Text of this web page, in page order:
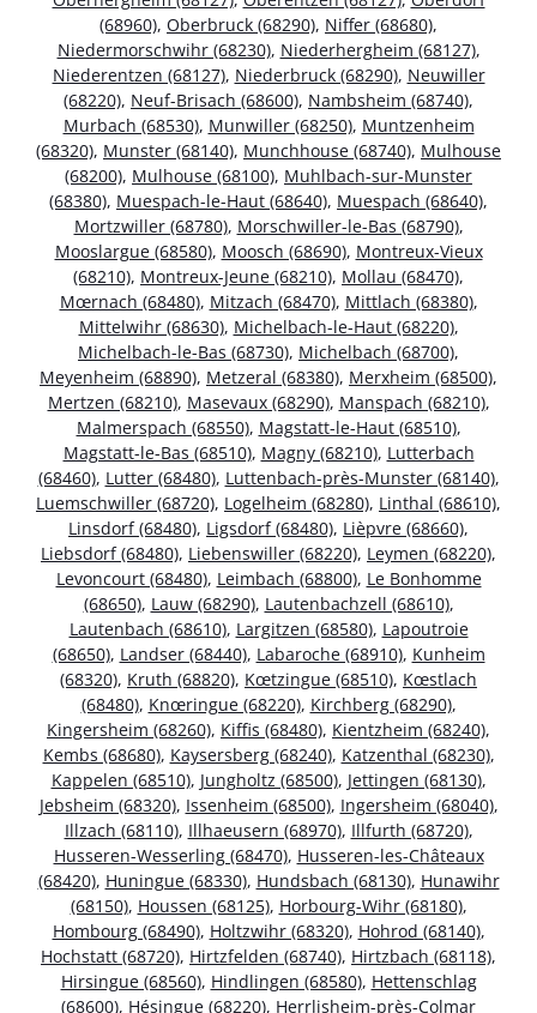
(68960), Oberbruck (68290), Niffer (68680),
Niedermorschwihr (68230), Niederhergheim (68127),
Niederentzen (68127), Niederbruck (68290), Neuwiller
(68220), Neuf-Brisach (68600), Nambsheim (68740),
Murbach (68530), Munwiller (68250), Muntzenheim
(68320), Munster (68140), Munchhouse (68740), Mulhouse
(68200), Mulhouse (68100), Muhlbach-sur-Munster
(68380), Muespach-le-Haut (68640), Muespach (68640),
Mortzwiller (68780), Morschwiller-le-Bas (68790),
Mooslargue (68580), Moosch (68690), Montreux-Vieux
(68210), Montreux-Jeune (68210), Mollau (68470),
Mœrnach (68480), Mitzach (68470), Mittlach (68380),
Mittelwihr (68630), Michelbach-le-Haut (68220),
Michelbach-le-Bas (68730), Michelbach (68700),
Meyenheim (68890), Metzeral (68380), Merxheim (68500),
Mertzen (68210), Masevaux (68290), Manspach (68210),
Malmerspach (68550), Magstatt-le-Haut (68510),
Magstatt-le-Bas (68510), Magny (68210), Lutterbach
(68460), Lutter (68480), Luttenbach-près-Munster (68140),
Luemschwiller (68720), Logelheim (68280), Linthal (68610),
Linsdorf (68480), Ligsdorf (68480), Lièpvre (68660),
Liebsdorf (68480), Liebenswiller (68220), Leymen (68220),
Levoncourt (68480), Leimbach (68800), Le Bonhomme
(68650), Lauw (68290), Lautenbachzell (68610),
Lautenbach (68610), Largitzen (68580), Lapoutroie
(68650), Landser (68440), Labaroche (68910), Kunheim
(68320), Kruth (68820), Kœtzingue (68510), Kœstlach
(68480), Knœringue (68220), Kirchberg (68290),
Kingersheim (68260), Kiffis (68480), Kientzheim (68240),
Kembs (68680), Kaysersberg (68240), Katzenthal (68230),
Kappelen (68510), Jungholtz (68500), Jettingen (68130),
Jebsheim (68320), Issenheim (68500), Ingersheim (68040),
Illzach (68110), Illhaeusern (68970), Illfurth (68720),
Husseren-Wesserling (68470), Husseren-les-Châteaux
(68420), Huningue (68330), Hundsbach (68130), Hunawihr
(68150), Houssen (68125), Horbourg-Wihr (68180),
Hombourg (68490), Holtzwihr (68320), Hohrod (68140),
Hochstatt (68720), Hirtzfelden (68740), Hirtzbach (68118),
Hirsingue (68560), Hindlingen (68580), Hettenschlag
(68600), Hésingue (68220), Herrlisheim-près-Colmar